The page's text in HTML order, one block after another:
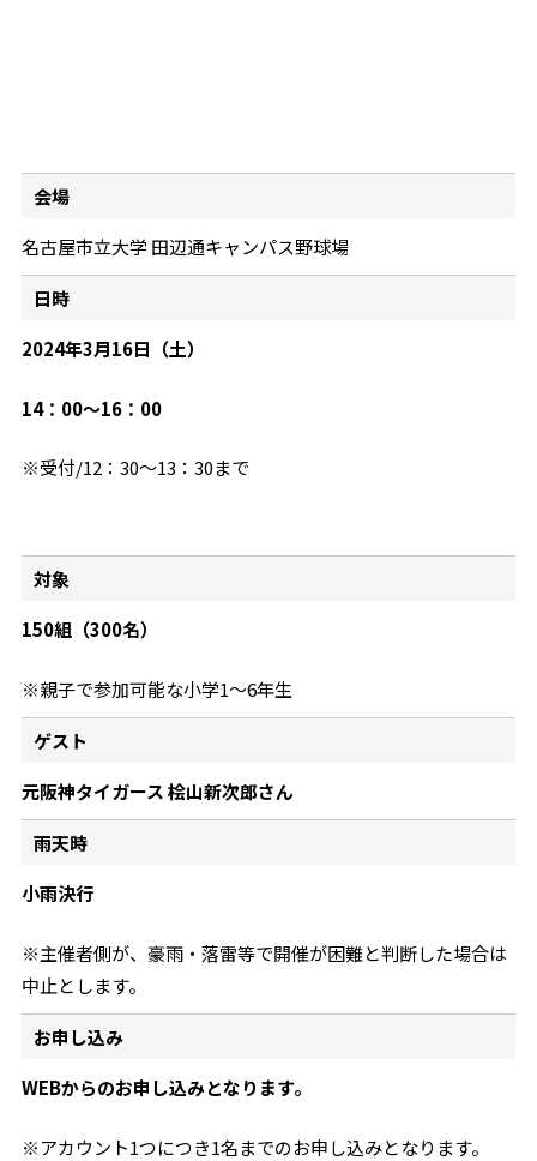
会場
名古屋市立大学 田辺通キャンパス野球場
日時
2024年3月16日（土）
14：00～16：00
※受付/12：30～13：30まで
対象
150組（300名）
※親子で参加可能な小学1～6年生
ゲスト
元阪神タイガース 桧山新次郎さん
雨天時
小雨決行
※主催者側が、豪雨・落雷等で開催が困難と判断した場合は
中止とします。
お申し込み
WEBからのお申し込みとなります。
※アカウント1つにつき1名までのお申し込みとなります。